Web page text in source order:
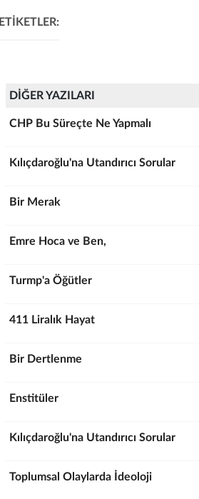
ETİKETLER:
DİĞER YAZILARI
CHP Bu Süreçte Ne Yapmalı
Kılıçdaroğlu'na Utandırıcı Sorular
Bir Merak
Emre Hoca ve Ben,
Turmp'a Öğütler
411 Liralık Hayat
Bir Dertlenme
Enstitüler
Kılıçdaroğlu'na Utandırıcı Sorular
Toplumsal Olaylarda İdeoloji